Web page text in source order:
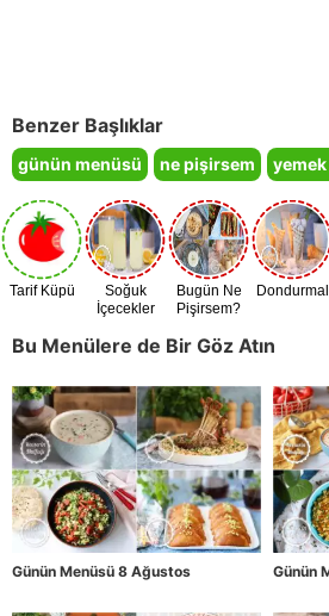
Benzer Başlıklar
günün menüsü ne pişirsem
Tarif Küpü
Soğuk
İçecekler
Bugün Ne
Pişirsem?
Bu Menülere de Bir Göz Atın
Günün Menüsü 8 Ağustos Günün